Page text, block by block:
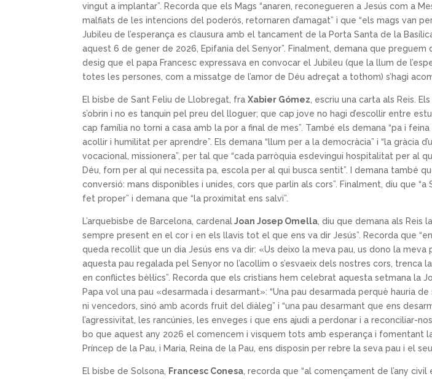
vingut a implantar”. Recorda que els Mags “anaren, reconegueren a Jesús com a
malfiats de les intencions del poderós, retornaren d’amagat” i que “els mags van
Jubileu de l’esperança es clausura amb el tancament de la Porta Santa de la
aquest 6 de gener de 2026, Epifania del Senyor”. Finalment, demana que
desig que el papa Francesc expressava en convocar el Jubileu (que la llum de
totes les persones, com a missatge de l’amor de Déu adreçat a tothom) s’hagi
El bisbe de Sant Feliu de Llobregat, fraXabier Gómez , escriu una carta als Reis.
s’obrin i no es tanquin pel preu del lloguer; que cap jove no hagi d’escollir entre
cap família no torni a casa amb la por a final de mes”. També els demana “pa i feina
acollir i humilitat per aprendre”. Els demana “llum per a la democràcia” i “la gràcia
vocacional, missionera”, per tal que “cada parròquia esdevingui hospitalitat per al
Déu, forn per al qui necessita pa, escola per al qui busca sentit”. I demana també
conversió: mans disponibles i unides, cors que parlin als cors”. Finalment, diu que “a
fet proper” i demana que “la proximitat ens salvi”.
L’arquebisbe de Barcelona, cardenalJoan Josep Omella , diu que demana als Reis
sempre present en el cor i en els llavis tot el que ens va dir Jesús”. Recorda que
queda recollit que un dia Jesús ens va dir: «Us deixo la meva pau, us dono la meva
aquesta pau regalada pel Senyor no l’acollim o s’esvaeix dels nostres cors, trenca
en conflictes bèl·lics”. Recorda que els cristians hem celebrat aquesta setmana la
Papa vol una pau «desarmada i desarmant»: “Una pau desarmada perquè hauria
ni vencedors, sinó amb acords fruit del diàleg” i “una pau desarmant que ens
l’agressivitat, les rancúnies, les enveges i que ens ajudi a perdonar i a reconciliar-
bo que aquest any 2026 el comencem i visquem tots amb esperança i fomentant la
Príncep de la Pau, i Maria, Reina de la Pau, ens disposin per rebre la seva pau i el seu
El bisbe de Solsona, Francesc Conesa , recorda que “al començament de l’any